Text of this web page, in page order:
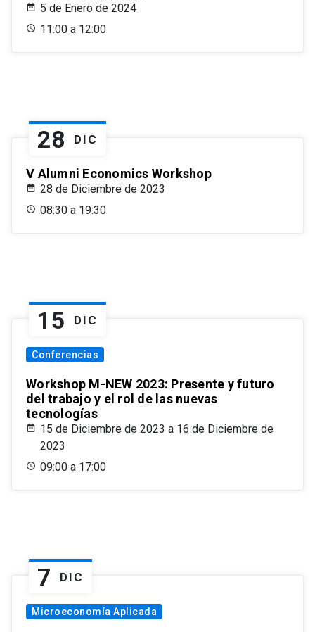
5 de Enero de 2024
11:00 a 12:00
28 DIC
V Alumni Economics Workshop
28 de Diciembre de 2023
08:30 a 19:30
15 DIC
Conferencias
Workshop M-NEW 2023: Presente y futuro
del trabajo y el rol de las nuevas
tecnologías
15 de Diciembre de 2023 a 16 de Diciembre de
2023
09:00 a 17:00
7 DIC
Microeconomía Aplicada